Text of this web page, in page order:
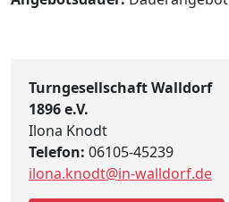
Turngesellschaft Walldorf
1896 e.V.
Ilona Knodt
Telefon: 06105-45239
ilona.knodt@in-walldorf.de